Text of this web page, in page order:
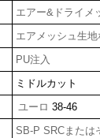
エアー&ドライメ
エアメッシュ生
PU注入
ミドルカット
ユーロ 38-46
SB-P SRCまたは